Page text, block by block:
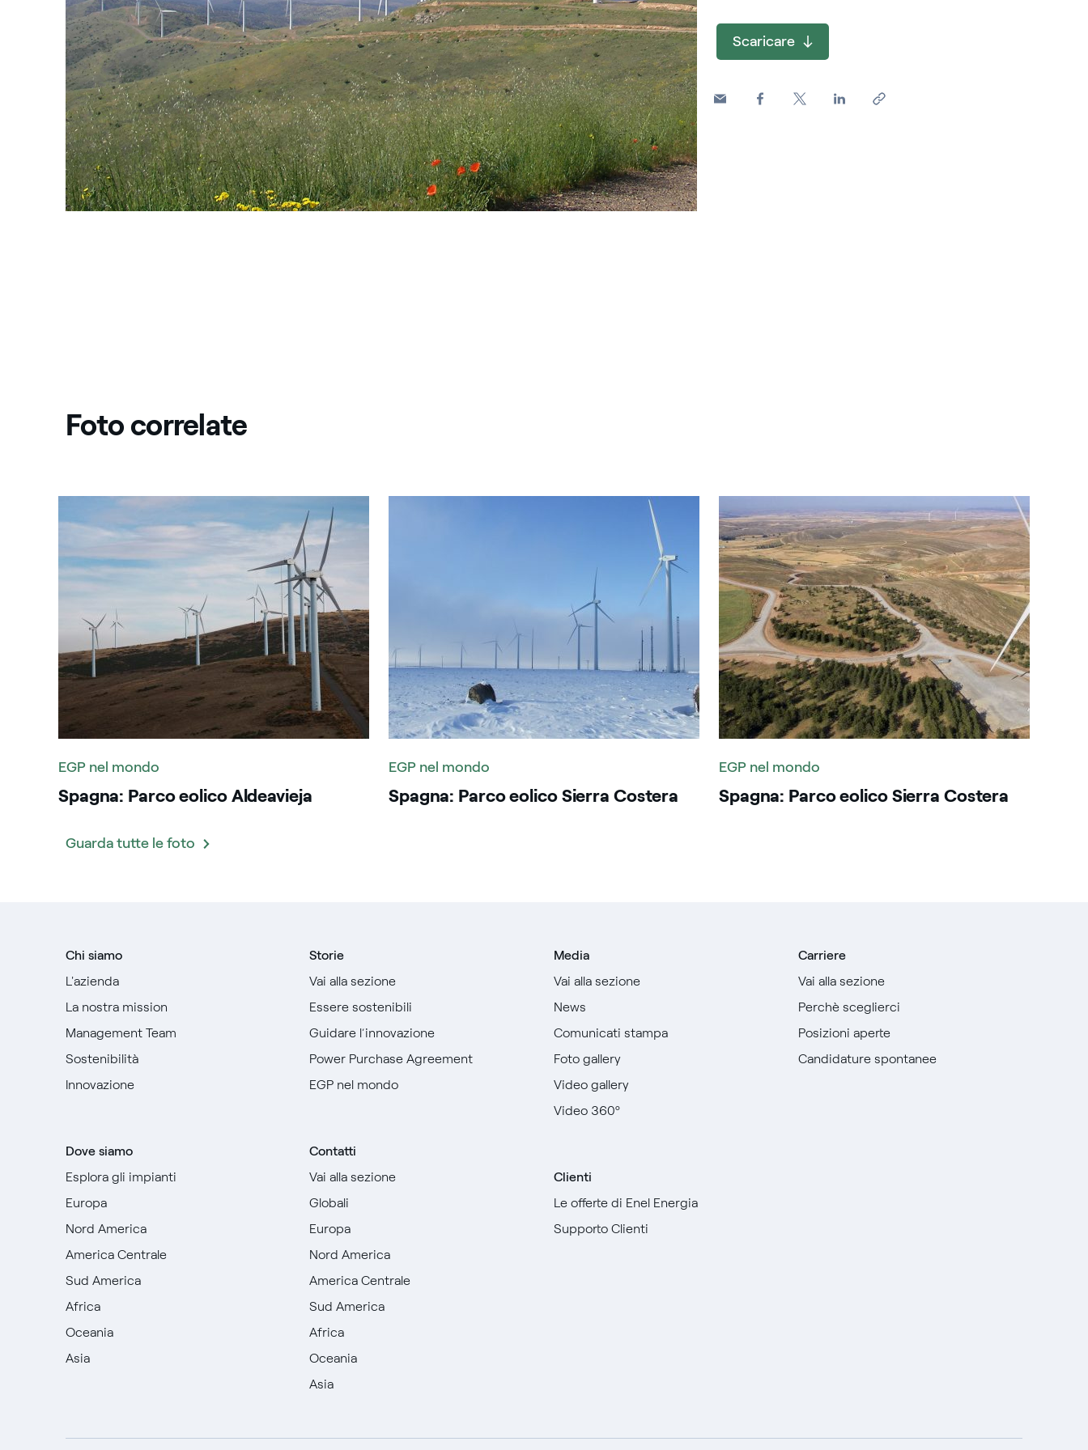
Scaricare
Foto correlate
Spagna: Parco eolico Aldeavieja
EGP nel mondo
Spagna: Parco eolico Aldeavieja
EGP nel mondo
Spagna: Parco eolico Sierra Costera
EGP nel mondo
Spagna: Parco eolico Sierra Costera
Guarda tutte le foto
Chi siamo
L'azienda
La nostra mission
Management Team
Sostenibilità
Innovazione
Dove siamo
Esplora gli impianti
Europa
Nord America
America Centrale
Sud America
Africa
Oceania
Asia
Storie
Vai alla sezione
Essere sostenibili
Guidare l’innovazione
Power Purchase Agreement
EGP nel mondo
Contatti
Vai alla sezione
Globali
Europa
Nord America
America Centrale
Sud America
Africa
Oceania
Asia
Media
Vai alla sezione
News
Comunicati stampa
Foto gallery
Video gallery
Video 360º
Clienti
Le offerte di Enel Energia
Supporto Clienti
Carriere
Vai alla sezione
Perchè sceglierci
Posizioni aperte
Candidature spontanee